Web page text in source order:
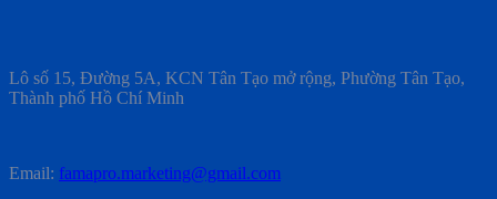
Lô số 15, Đường 5A, KCN Tân Tạo mở rộng, Phường Tân Tạo,
Thành phố Hồ Chí Minh
Email: famapro.marketing@gmail.com